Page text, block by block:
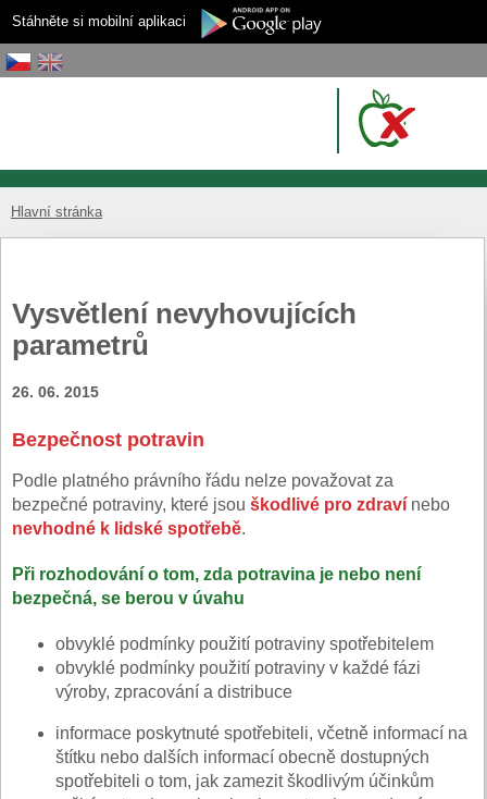
Stáhněte si mobilní aplikaci
Hlavní stránka
Vysvětlení nevyhovujících
parametrů
26. 06. 2015
Bezpečnost potravin
Podle platného právního řádu nelze považovat za
bezpečné potraviny, které jsou škodlivé pro zdraví nebo
nevhodné k lidské spotřebě.
Při rozhodování o tom, zda potravina je nebo není
bezpečná, se berou v úvahu
obvyklé podmínky použití potraviny spotřebitelem
obvyklé podmínky použití potraviny v každé fázi
výroby, zpracování a distribuce
informace poskytnuté spotřebiteli, včetně informací na
štítku nebo dalších informací obecně dostupných
spotřebiteli o tom, jak zamezit škodlivým účinkům